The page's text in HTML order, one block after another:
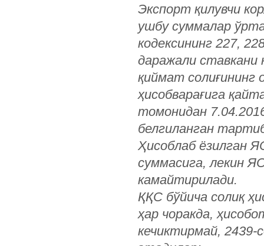
Экспорт қилувчи
ушбу суммалар
кодексининг 227,
даражали ставкани
қиймат солиғининг
ҳисобварағига
томонидан
белгиланган
Ҳисоблаб ёзилган
суммасига, лекин
камайтирилади.
ҚҚС бўйича солиқ
ҳар чоракда,
кечиктирмай, 2439-